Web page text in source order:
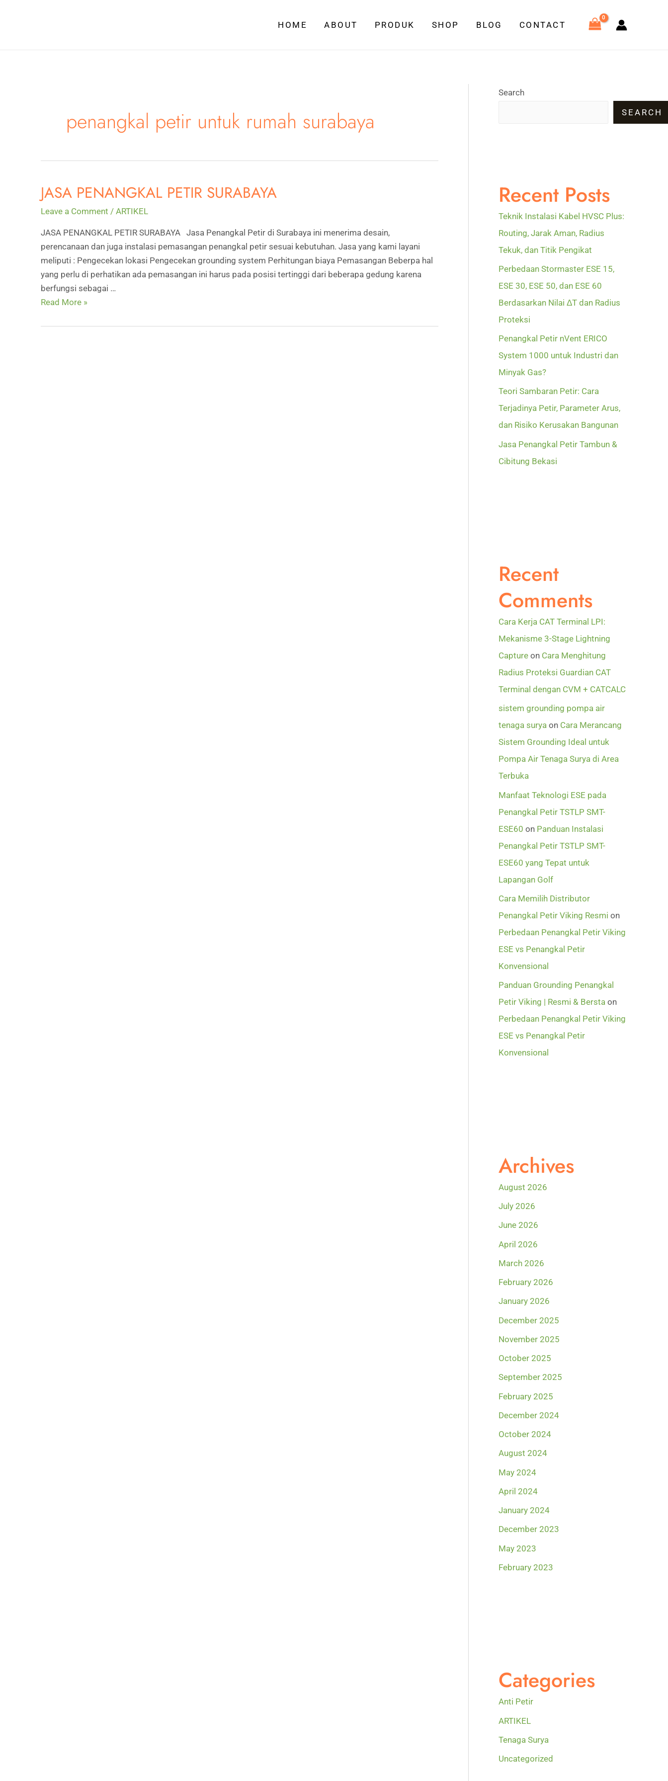
HOME ABOUT PRODUK SHOP BLOG CONTACT
penangkal petir untuk rumah surabaya
JASA PENANGKAL PETIR SURABAYA
Leave a Comment / ARTIKEL
JASA PENANGKAL PETIR SURABAYA Jasa Penangkal Petir di Surabaya ini menerima desain,
perencanaan dan juga instalasi pemasangan penangkal petir sesuai kebutuhan. Jasa yang kami layani
meliputi : Pengecekan lokasi Pengecekan grounding system Perhitungan biaya Pemasangan Beberpa hal
yang perlu di perhatikan ada pemasangan ini harus pada posisi tertinggi dari beberapa gedung karena
berfungsi sebagai …
JASA
PETIR
Read More »
Search
SEARCH
Recent Posts
Teknik Instalasi Kabel HVSC Plus:
Routing, Jarak Aman, Radius
Tekuk, dan Titik Pengikat
Perbedaan Stormaster ESE 15,
ESE 30, ESE 50, dan ESE 60
Berdasarkan Nilai ΔT dan Radius
Proteksi
Penangkal Petir nVent ERICO
System 1000 untuk Industri dan
Minyak Gas?
Teori Sambaran Petir: Cara
Terjadinya Petir, Parameter Arus,
dan Risiko Kerusakan Bangunan
Jasa Penangkal Petir Tambun &
Cibitung Bekasi
Recent
Comments
Cara Kerja CAT Terminal LPI:
Mekanisme 3-Stage Lightning
Capture on Cara Menghitung
Radius Proteksi Guardian CAT
Terminal dengan CVM + CATCALC
sistem grounding pompa air
tenaga surya on Cara Merancang
Sistem Grounding Ideal untuk
Pompa Air Tenaga Surya di Area
Terbuka
Manfaat Teknologi ESE pada
Penangkal Petir TSTLP SMT-
ESE60 on Panduan Instalasi
Penangkal Petir TSTLP SMT-
ESE60 yang Tepat untuk
Lapangan Golf
Cara Memilih Distributor
Penangkal Petir Viking Resmi on
Perbedaan Penangkal Petir Viking
ESE vs Penangkal Petir
Konvensional
Panduan Grounding Penangkal
Petir Viking | Resmi & Bersta on
Perbedaan Penangkal Petir Viking
ESE vs Penangkal Petir
Konvensional
Archives
August 2026
July 2026
June 2026
April 2026
March 2026
February 2026
January 2026
December 2025
November 2025
October 2025
September 2025
February 2025
December 2024
October 2024
August 2024
May 2024
April 2024
January 2024
December 2023
May 2023
February 2023
Categories
Anti Petir
ARTIKEL
Tenaga Surya
Uncategorized